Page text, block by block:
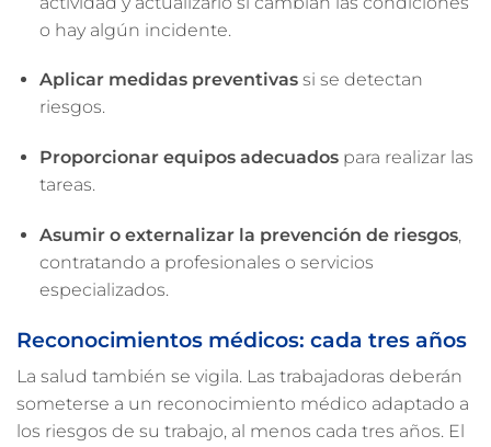
o hay algún incidente.
Aplicar medidas preventivassi se detectan
riesgos.
Proporcionar equipos adecuadospara realizar las
tareas.
Asumir o externalizar la prevención de riesgos,
contratando a profesionales o servicios
especializados.
Reconocimientos médicos: cada tres años
La salud también se vigila. Las trabajadoras deberán
someterse a un reconocimiento médico adaptado a
los riesgos de su trabajo, al menos cada tres años. El